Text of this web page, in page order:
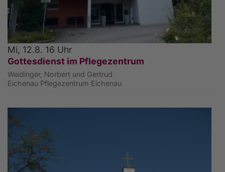
Mi, 12.8. 16 Uhr
Gottesdienst im Pflegezentrum
Weidinger, Norbert und Gertrud
Eichenau Pflegezentrum Eichenau